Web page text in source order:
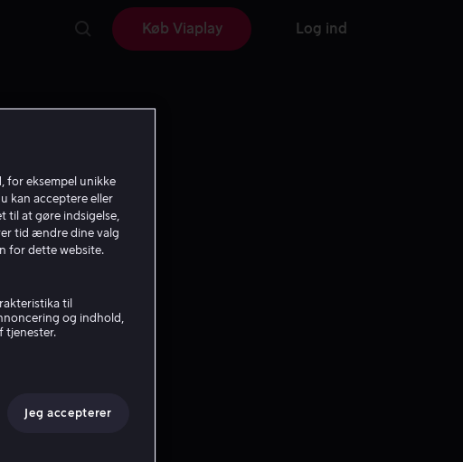
Køb Viaplay Log ind
for eksempel unikke
kan acceptere eller
til at gøre indsigelse,
tid ændre dine valg
for dette website.
til
og indhold,
tjenester.
Jeg accepterer